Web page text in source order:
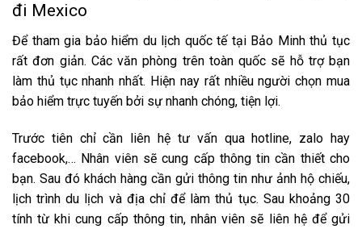
đi Mexico
Để tham gia bảo hiểm du lịch quốc tế tại Bảo Minh thủ tục
rất đơn giản. Các văn phòng trên toàn quốc sẽ hỗ trợ bạn
làm thủ tục nhanh nhất. Hiện nay rất nhiều người chọn mua
bảo hiểm trực tuyến bởi sự nhanh chóng, tiện lợi.
Trước tiên chỉ cần liên hệ tư vấn qua hotline, zalo hay
facebook,… Nhân viên sẽ cung cấp thông tin cần thiết cho
bạn. Sau đó khách hàng cần gửi thông tin như ảnh hộ chiếu,
lịch trình du lịch và địa chỉ để làm thủ tục. Sau khoảng 30
tính từ khi cung cấp thông tin, nhân viên sẽ liên hệ để gửi